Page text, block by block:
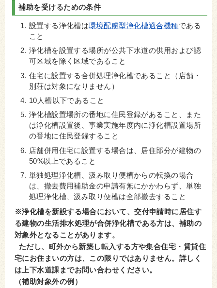
補助を受けるための条件
設置する浄化槽は環境配慮型浄化槽適合機種である
こと
浄化槽を設置する場所が公共下水道の供用および認
可区域を除く区域であること
住宅に設置する合併処理浄化槽であること（店舗・
別荘は対象になりません）
10人槽以下であること
浄化槽設置場所の番地に住民登録があること、また
は浄化槽設置後、事業実施年度内に浄化槽設置場所
の番地に住民登録すること
店舗併用住宅に設置する場合は、居住部分が建物の
50%以上であること
単独処理浄化槽、汲み取り便槽からの転換の場合
は、撤去費用補助金の申請有無にかかわらず、単独
処理浄化槽、汲み取り便槽は全部撤去すること
※浄化槽を新設する場合において、交付申請時に居住す
る建物の生活排水処理が合併浄化槽である方は、補助の
対象外となることがあります。
ただし、町外から新築し転入する方や集合住宅・賃貸住
宅にお住まいの方は、この限りではありません。詳しく
は上下水道課までお問い合わせください。
（補助対象外の例）